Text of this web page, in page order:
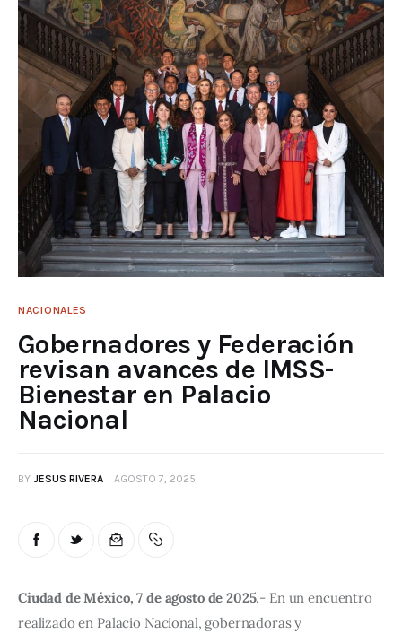
NACIONALES
Gobernadores y Federación
revisan avances de IMSS-
Bienestar en Palacio
Nacional
BY JESUS RIVERA AGOSTO 7, 2025
Ciudad de México, 7 de agosto de 2025.- En un encuentro
realizado en Palacio Nacional, gobernadoras y